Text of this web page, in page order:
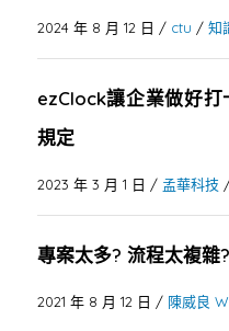
2024 年 8 月 12 日 / ctu / 知
ezClock讓企業做好
規定
2023 年 3 月 1 日 / 孟華科技
專案太多? 流程太複雜?
2021 年 8 月 12 日 / 陳威良